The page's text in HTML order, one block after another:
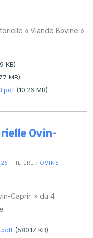
« Viande Bovine »
KB)
MB)
(10.26 MB)
Ovin-
. FILIÈRE : OVINS-
Caprin » du 4
(580.17 KB)